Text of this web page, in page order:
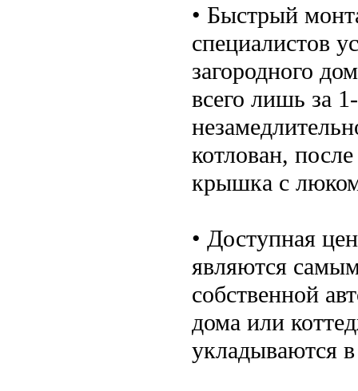
• Быстрый
специалистов
загородного
всего лишь за
котлован,
крышка с
• Доступная
являются
собственной
дома или
укладываются